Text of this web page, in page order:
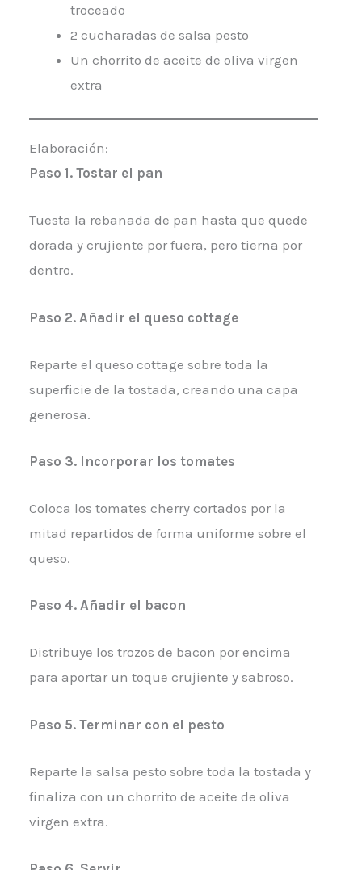
troceado
2 cucharadas de salsa pesto
Un chorrito de aceite de oliva virgen
extra
Elaboración:
Paso 1. Tostar el pan
Tuesta la rebanada de pan hasta que quede
dorada y crujiente por fuera, pero tierna por
dentro.
Paso 2. Añadir el queso cottage
Reparte el queso cottage sobre toda la
superficie de la tostada, creando una capa
generosa.
Paso 3. Incorporar los tomates
Coloca los tomates cherry cortados por la
mitad repartidos de forma uniforme sobre el
queso.
Paso 4. Añadir el bacon
Distribuye los trozos de bacon por encima
para aportar un toque crujiente y sabroso.
Paso 5. Terminar con el pesto
Reparte la salsa pesto sobre toda la tostada y
finaliza con un chorrito de aceite de oliva
virgen extra.